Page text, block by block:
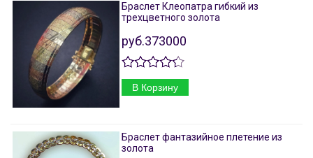
Браслет Клеопатра гибкий из
трехцветного золота
руб.373000
В Корзину
Браслет фантазийное плетение из
золота